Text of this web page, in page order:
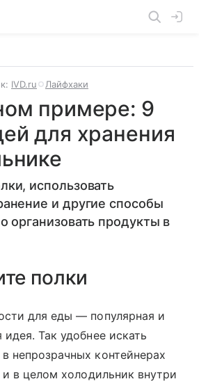
IVD.ru Лайфхаки
примере: 9
для хранения
использовать
и другие способы
организовать продукты в
полки
для еды — популярная и
Так удобнее искать
непрозрачных контейнерах
в целом холодильник внутри